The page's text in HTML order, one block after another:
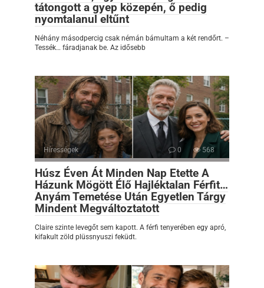
tátongott a gyep közepén, ő pedig
nyomtalanul eltűnt
Néhány másodpercig csak némán bámultam a két rendőrt. –
Tessék… fáradjanak be. Az idősebb
Hírességek 0 568
Húsz Éven Át Minden Nap Etette A
Házunk Mögött Élő Hajléktalan Férfit…
Anyám Temetése Után Egyetlen Tárgy
Mindent Megváltoztatott
Claire szinte levegőt sem kapott. A férfi tenyerében egy apró,
kifakult zöld plüssnyuszi feküdt.